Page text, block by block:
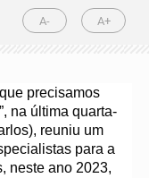
A- A+
precisamos
na última quarta-
reuniu um
para a
neste ano 2023,